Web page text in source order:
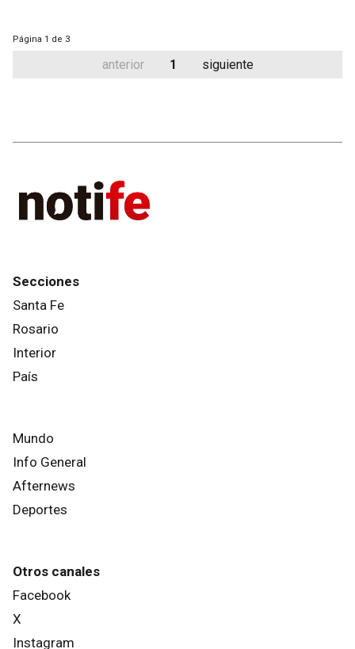
Página 1 de 3
anterior 1 siguiente
Secciones
Santa Fe
Rosario
Interior
País
Mundo
Info General
Afternews
Deportes
Otros canales
Facebook
X
Instagram